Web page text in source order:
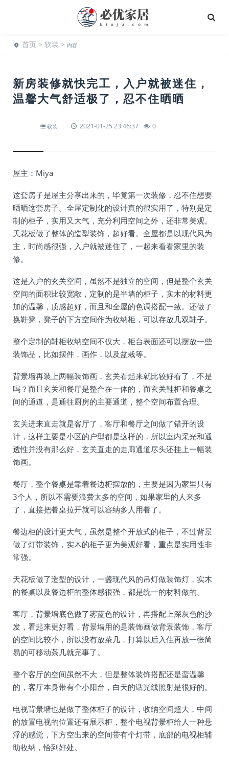
首页 > 软装 > 内容
新房装修就快完工，入户就被迷住，
温馨大气舒适极了，忍不住晒晒
软装 2021-01-25 23:46:37 0
屋主：Miya
这套房子是屋主分享出来的，毕竟第一次装修，忍不住想要
晒晒这套房子。全屋定制化的设计真的很实用了，特别是定
制的柜子，实用又大气，充分利用空间之外，还非常美观。
天花板做了整体的造型装饰，超好看。全屋都是以现代风为
主，时尚感很强，入户就被迷住了，一起来看看家里的装
修。
这是入户的玄关空间，虽然不是独立的空间，但是整个玄关
空间的面积比较宽敞，定制的是半墙的柜子，实木的材料更
加的温馨，质感超好，而且和全屋的色调搭配一致。还做了
换鞋凳，凳子的下方空间作为收纳柜，可以存放几双鞋子。
整个定制的鞋柜收纳空间不仅大，柜台表面还可以摆放一些
装饰品，比如摆件，画作，以及盆栽等。
背景墙再装上两幅装饰画，玄关看起来就比较好看了，不是
吗？而且玄关和餐厅是整合在一体的，而玄关鞋柜和餐桌之
间的通道，是通往厨房的主要通道，整个空间布置合理。
玄关进来直走就是客厅了，客厅和餐厅之间做了错开的设
计，这样主要是小区的户型都是这样的，所以室内采光和通
透性并没有那么好，玄关直走的走廊通道尽头还挂上一幅装
饰画。
餐厅，整个餐桌是靠着餐边柜摆放的，主要是因为家里只有
3个人，所以不需要浪费太多的空间，如果家里的人来多
了，直接把餐桌拉开就可以容纳多人用餐了。
餐边柜的设计更大气，虽然是整个开放式的柜子，不过背景
做了灯带装饰，实木的柜子更为美观好看，重点是实用性非
常强。
天花板做了造型的设计，一盏现代风的吊灯做装饰灯，实木
的餐桌以及餐边柜的整体感很强，都是统一的材料做的。
客厅，背景墙底色做了雾蓝色的设计，再搭配上深灰色的沙
发，看起来更好看，背景墙用的是装饰画做背景装饰，客厅
的空间比较小，所以没有放茶几，打算以后入住再放一张简
易的可移动茶几就完事了。
整个客厅的空间虽然不大，但是整体装饰搭配还是蛮温馨
的，客厅本身带有个小阳台，白天的话光线照射是很好的。
电视背景墙也是做了整体柜子的设计，收纳空间超大，中间
的放置电视的位置还有展示柜，整个电视背景柜给人一种悬
浮的感觉，下方空出来的空间带有个灯带，底部的电视柜辅
助收纳，恰到好处。